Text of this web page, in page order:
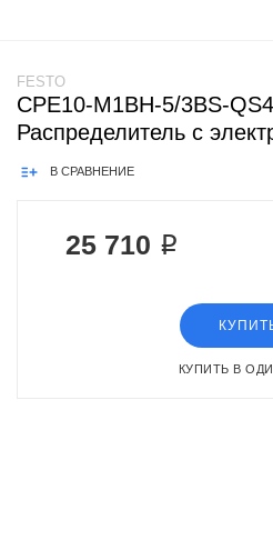
FESTO
CPE10-M1BH-5/3BS-
Распределитель с
В СРАВНЕНИЕ
25 710 ₽
КУПИТЬ В